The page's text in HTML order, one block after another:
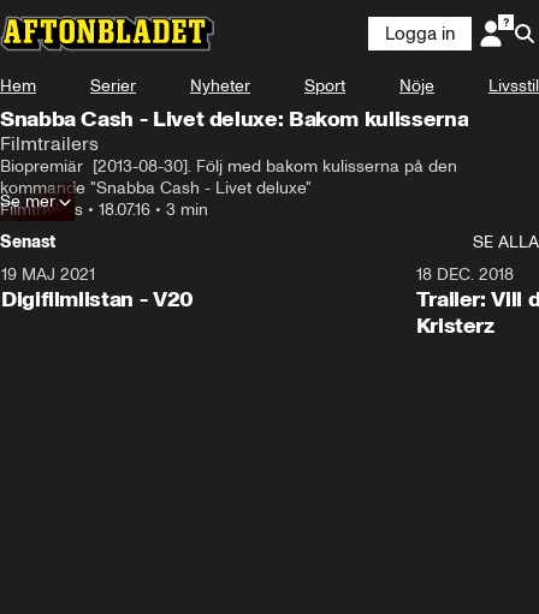
Logga in
Hem Serier Nyheter Sport Nöje Livsstil
Snabba Cash - Livet deluxe: Bakom kulisserna
Filmtrailers
Biopremiär  [2013-08-30]. Följ med bakom kulisserna på den
kommande "Snabba Cash - Livet deluxe"
Filmtrailers • 18.07.16 • 3 min
Se mer
Senast
SE ALLA
19 MAJ 2021
Digifilmlistan - V20
18 DEC. 2018
Trailer: Vill
Kristerz